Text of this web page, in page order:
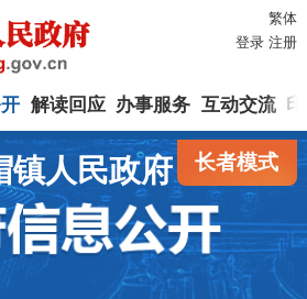
繁体
登录 注册
解读回应 办事服务 互动交流
长者模式
镇人民政府